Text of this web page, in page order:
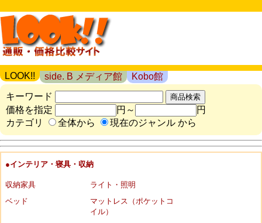
LOOK!! side. B メディア館
Kobo館
キーワード
価格を指定
円～
円
カテゴリ
全体から 現在のジャンル から
●インテリア・寝具・収納
収納家具
ライト・照明
ベッド
マットレス（ポケットコ
イル）